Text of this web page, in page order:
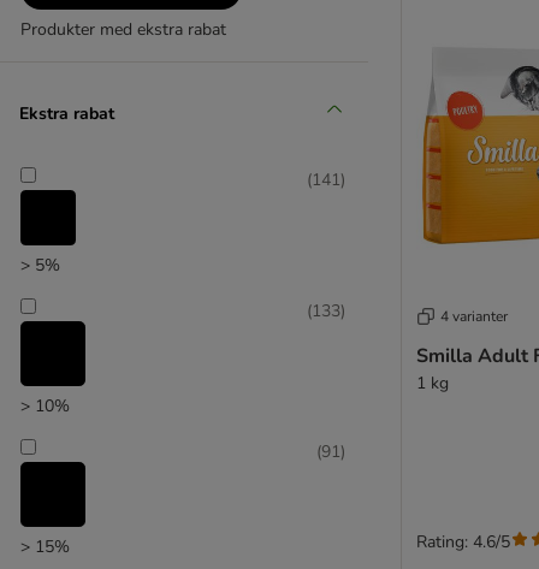
Produkter med ekstra rabat
Ekstra rabat
> 5%
(141)
> 10%
(133)
> 15%
(91)
4 varianter
Smilla Adult
1 kg
Rating: 4.6/5